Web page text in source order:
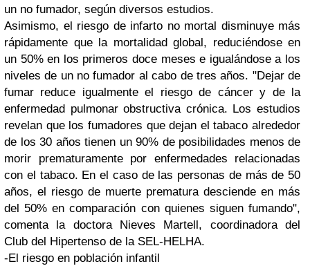
un no fumador, según diversos estudios.
Asimismo, el riesgo de infarto no mortal disminuye más
rápidamente que la mortalidad global, reduciéndose en
un 50% en los primeros doce meses e igualándose a los
niveles de un no fumador al cabo de tres años. "Dejar de
fumar reduce igualmente el riesgo de cáncer y de la
enfermedad pulmonar obstructiva crónica. Los estudios
revelan que los fumadores que dejan el tabaco alrededor
de los 30 años tienen un 90% de posibilidades menos de
morir prematuramente por enfermedades relacionadas
con el tabaco. En el caso de las personas de más de 50
años, el riesgo de muerte prematura desciende en más
del 50% en comparación con quienes siguen fumando",
comenta la doctora Nieves Martell, coordinadora del
Club del Hipertenso de la SEL-HELHA.
-El riesgo en población infantil